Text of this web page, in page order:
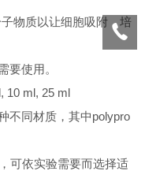
物质以让细胞吸附，培
要使用。
10 ml, 25 ml
不同材质，其中polypro
可依实验需要而选择适